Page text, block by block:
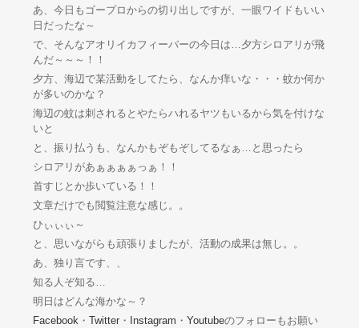
あ、今日もゴープロからの切り出しですが、一眼ワイドもいい
日だったな～
で、そんなアオリイカフィーバーの今日は…夕方シロアリが飛
んだ～～～！！
夕方、海辺で某活動をしてたら、なんか痒いな・・・蚊か何か
が多いのかな？
海辺の蚊は刺されるとやたらハれるヤツもいるから気を付けな
いと
と、振り払うも、なんかもぞもぞしてるなぁ…と思ったら
シロアリがあぁぁぁぁっぁ！！
首すじとか歩いている！！
文章だけでも閲覧注意な感じ。。
ひぃぃぃ～
と、思いながらも頑張りましたが、活動の成果は無し。。
あ、独り言です、、
知る人ぞ知る…
明日はどんな海かな～？
Facebook ・ Twitter ・ Instagram ・ Youtubeのフォローもお願い